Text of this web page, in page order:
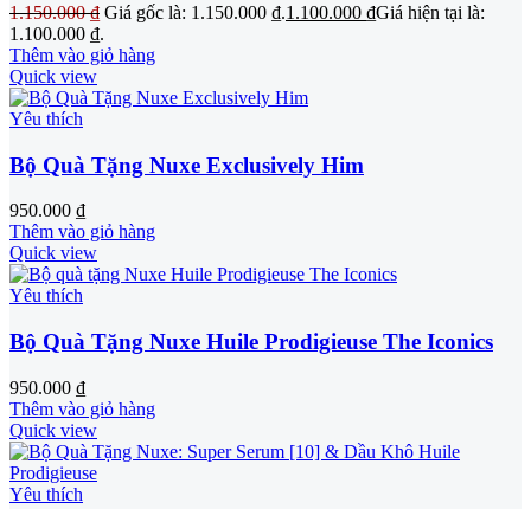
1.150.000₫ Giá gốc là: 1.150.000 ₫.1.100.000 ₫Giá hiện tại là:
1.100.000 ₫.
Thêm vào giỏ hàng
Quick view
Yêu thích
Bộ Quà Tặng Nuxe Exclusively Him
950.000 ₫
Thêm vào giỏ hàng
Quick view
Yêu thích
Bộ Quà Tặng Nuxe Huile Prodigieuse The Iconics
950.000 ₫
Thêm vào giỏ hàng
Quick view
Yêu thích